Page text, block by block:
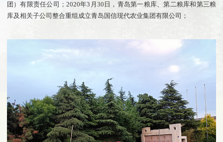
团）有限责任公司；2020年3月30日，青岛第一粮库、第二粮库和第三粮
库及相关子公司整合重组成立青岛国信现代农业集团有限公司；